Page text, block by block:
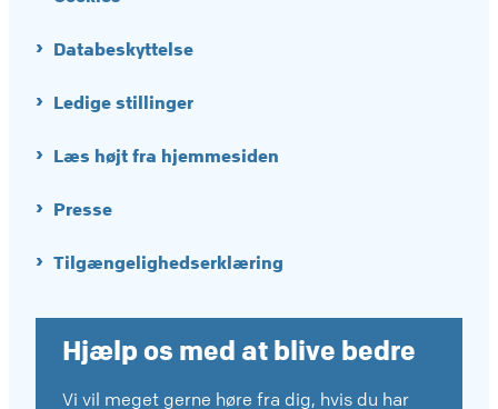
Databeskyttelse
Ledige stillinger
Læs højt fra hjemmesiden
Presse
Tilgængelighedserklæring
Hjælp os med at blive bedre
Vi vil meget gerne høre fra dig, hvis du har